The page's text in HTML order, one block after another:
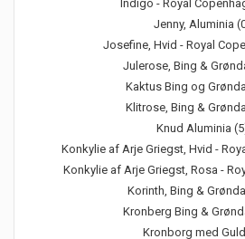
Indigo - Royal
Jenny, Aluminia
Josefine, Hvid - Royal
Julerose, Bing &
Kaktus Bing og
Klitrose, Bing &
Knud Aluminia
Konkylie af Arje Griegst, Hvid -
Konkylie af Arje Griegst, Rosa -
Korinth, Bing &
Kronberg Bing &
Kronborg med